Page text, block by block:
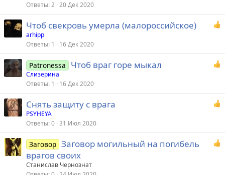
Ответы 2 20 Дек 2020
Чтоб свекровь умерла (малороссийское)
arhipp
Ответы 1 16 Дек 2020
Patronessa Чтоб враг горе мыкал
Слизерина
Ответы 1 16 Дек 2020
Снять защиту с врага
PSYHEYA
Ответы 0 31 Июл 2020
Заговор Заговор могильный на погибель
врагов своих
Станислав Чернознат